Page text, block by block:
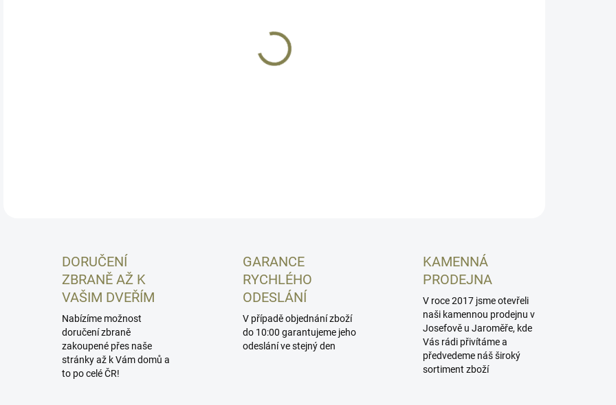
Drobné součástky se obvykle snažíme mít skladem a pokud
DORUČENÍ
ZBRANĚ AŽ K
VAŠIM DVEŘÍM
Nabízíme možnost
doručení zbraně
zakoupené přes naše
stránky až k Vám domů a
to po celé ČR!
GARANCE
RYCHLÉHO
ODESLÁNÍ
V případě objednání zboží
do 10:00 garantujeme jeho
odeslání ve stejný den
KAMENNÁ
PRODEJNA
V roce 2017 jsme otevřeli
naši kamennou prodejnu v
Josefově u Jaroměře, kde
Vás rádi přivítáme a
předvedeme náš široký
sortiment zboží